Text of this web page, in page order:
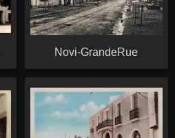
Novi-GrandeRue